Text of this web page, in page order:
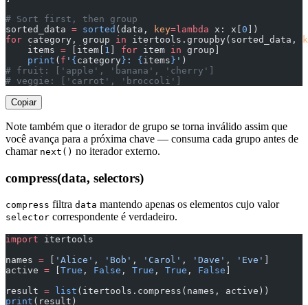
# Sort first, then group
sorted_data = sorted (data, key=lambda x: x[ 0 ])
for category, group in itertools.groupby(sorted_data,
    items
= [item[ 1 for item in group]
    print
( f ' { category } : { items } ' )
# fruit: ['apple', 'banana', 'cherry']
# veggie: ['carrot', 'broccoli']
Copiar
Note também que o iterador de grupo se torna inválido assim que
você avança para a próxima chave — consuma cada grupo antes de
chamar next() no iterador externo.
compress(data, selectors)
compress filtra data mantendo apenas os elementos cujo valor
selector correspondente é verdadeiro.
import itertools
names = 'Alice' , 'Bob' , 'Carol' , 'Dave' , 'Eve'
active = True , False , True , True , False
result = list (itertools.compress(names, active))
print (result)